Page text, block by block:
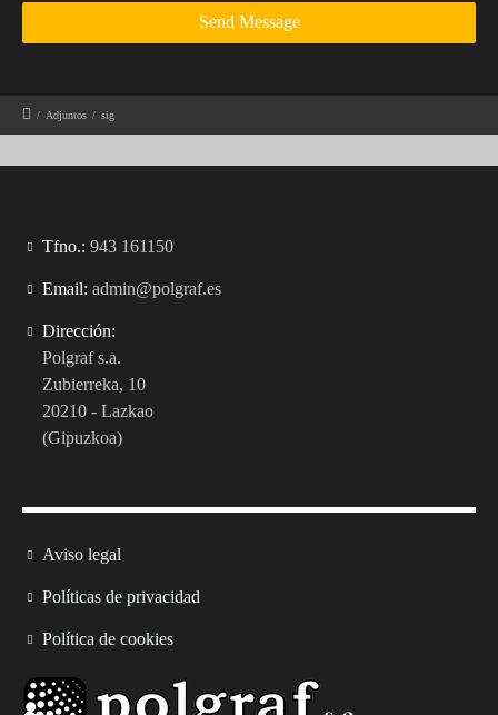
/ Adjuntos / sig
Tfno.: 943 161150
Email: admin@polgraf.es
Dirección:
Polgraf s.a.
Zubierreka, 10
20210 - Lazkao
(Gipuzkoa)
Aviso legal
Políticas de privacidad
Política de cookies